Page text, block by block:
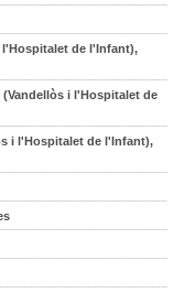
l'Hospitalet de l'Infant),
i l'Hospitalet de
i l'Hospitalet de l'Infant),